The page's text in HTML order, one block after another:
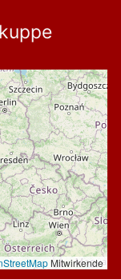
Mitwirkende